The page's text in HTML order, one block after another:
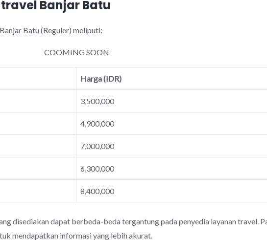
Banjar Batu
Batu (Reguler) meliputi:
COOMING SOON
Harga (IDR)
3,500,000
4,900,000
7,000,000
6,300,000
8,400,000
disediakan dapat berbeda-beda tergantung pada penyedia layanan travel.
mendapatkan informasi yang lebih akurat.